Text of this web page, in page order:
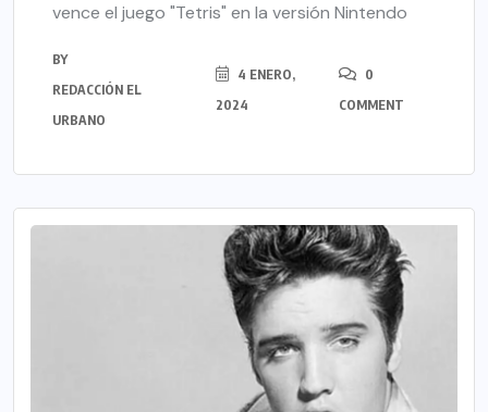
vence el juego "Tetris" en la versión Nintendo
BY
REDACCIÓN EL
URBANO
4 ENERO,
2024
0
COMMENT